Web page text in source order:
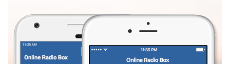
Seek to
live,
behind
LIVE